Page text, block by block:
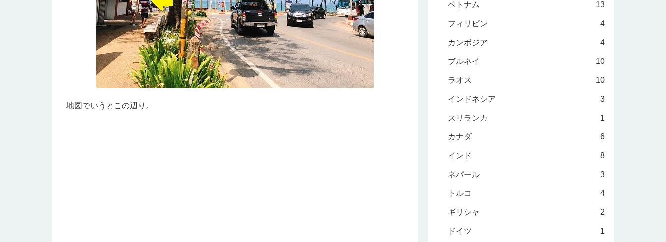
地図でいうとこの辺り。
ベトナム 13
フィリピン 4
カンボジア 4
ブルネイ 10
ラオス 10
インドネシア 3
スリランカ 1
カナダ 6
インド 8
ネパール 3
トルコ 4
ギリシャ 2
ドイツ 1